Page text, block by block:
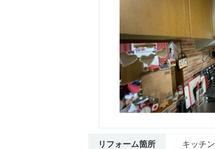
リフォーム箇所 キッチン